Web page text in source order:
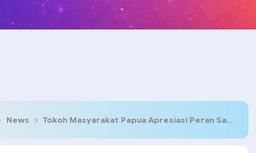
News Tokoh Masyarakat Papua Apresiasi Peran Satgas Damai Cartenz Jaga Stabilitas Keamanan